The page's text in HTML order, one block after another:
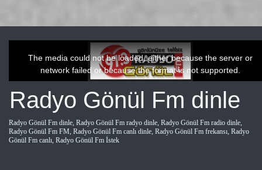
The media could not be loaded, either because the server or
network failed or because the format is not supported.
Radyo Gönül Fm dinle
Radyo Gönül Fm dinle, Radyo Gönül Fm radyo dinle, Radyo Gönül Fm radio dinle,
Radyo Gönül Fm FM, Radyo Gönül Fm canlı dinle, Radyo Gönül Fm frekansı, Radyo
Gönül Fm canlı, Radyo Gönül Fm İstek